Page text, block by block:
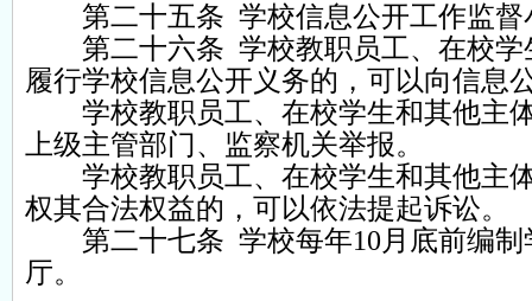
第二十五条 学校信息公开工作监督
第二十六条 学校教职员工、在校学
履行学校信息公开义务的，可以向信息
学校教职员工、在校学生和其他主体
上级主管部门、监察机关举报。
学校教职员工、在校学生和其他主体
权其合法权益的，可以依法提起诉讼。
第二十七条 学校每年10月底前编制
厅。